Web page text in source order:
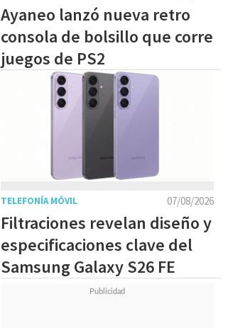
Ayaneo lanzó nueva retro
consola de bolsillo que corre
juegos de PS2
07/08/2026
TELEFONÍA MÓVIL
Filtraciones revelan diseño y
especificaciones clave del
Samsung Galaxy S26 FE